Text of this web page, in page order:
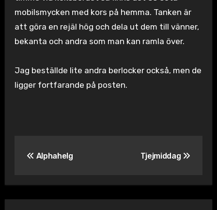
mobilsmycken med kors på hemma. Tanken är
att göra en rejäl hög och dela ut dem till vänner,
bekanta och andra som man kan ramla över.
Jag beställde lite andra berlocker också, men de
ligger fortfarande på posten.
Alphahelg Tjejmiddag